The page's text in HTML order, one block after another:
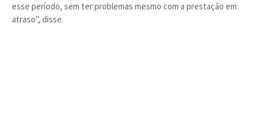
esse período, sem ter problemas mesmo com a prestação em
atraso", disse.